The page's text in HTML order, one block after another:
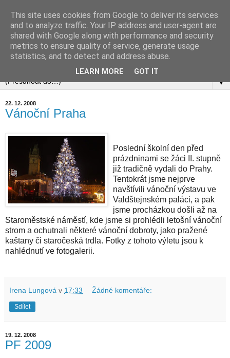
▼
22. 12. 2008
Vánoční Praha
Poslední školní den před
prázdninami se žáci II. stupně
již tradičně vydali do Prahy.
Tentokrát jsme nejprve
navštívili vánoční výstavu ve
Valdštejnském paláci, a pak
jsme procházkou došli až na
Staroměstské náměstí, kde jsme si prohlédli letošní vánoční
strom a ochutnali některé vánoční dobroty, jako pražené
kaštany či staročeská trdla. Fotky z tohoto výletu jsou k
nahlédnutí ve fotogalerii.
Irena Lungová v 17:33 Žádné komentáře:
Sdílet
19. 12. 2008
PF 2009
This site uses cookies from Google to deliver its services
and to analyze traffic. Your IP address and user-agent are
shared with Google along with performance and security
metrics to ensure quality of service, generate usage
statistics, and to detect and address abuse.
LEARN MORE GOT IT